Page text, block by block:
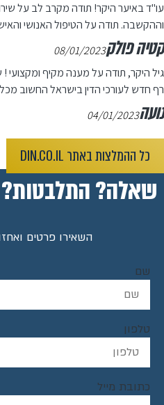
עו"ד באיער היקר! תודה מקרב לב על
וההקשבה. תודה על הטיפול האנושי
קטיה פולק08/01/2023
גיל היקר, תודה על מענה מקיף ומקצועי !
רף חדש לעורכי הדין בישראל החשוב
נועה04/01/2023
כל ההמלצות באתר DIN.CO.IL
שאלה? התלבטות?
השאירו פרטים
שם
טלפון
כתובת מייל